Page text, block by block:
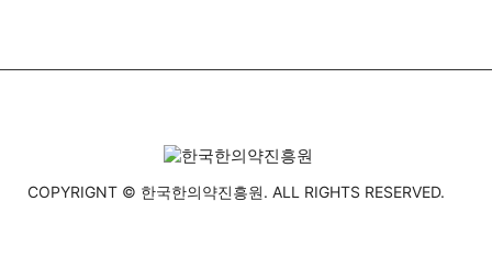
COPYRIGNT © 한국한의약진흥원. ALL RIGHTS RESERVED.